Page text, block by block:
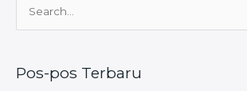
iPos-pos Terbaru